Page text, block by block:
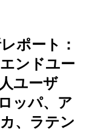
ポート：
ンドユー
ユーザ
ッパ、ア
、ラテン